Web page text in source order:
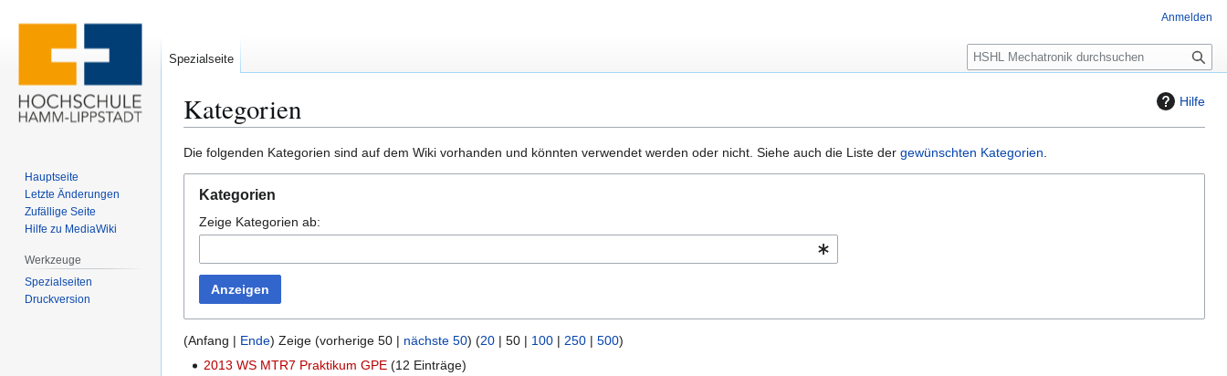
Hilfe
Kategorien
Zur
Navigation
springen
Zur
Suche
springen
Die folgenden Kategorien sind auf dem Wiki vorhanden und könnten verwendet werden oder nicht. Siehe auch die Liste der gewünschten Kategorien.
Kategorien
Zeige Kategorien ab:
Anzeigen
(Anfang | Ende) Zeige (vorherige 50 | nächste 50) (20 | 50 | 100 | 250 | 500)
2013 WS MTR7 Praktikum GPE (12 Einträge)
Anmelden
Spezialseite
S
u
e
Hauptseite
Letzte Änderungen
Zufällige Seite
Hilfe zu MediaWiki
Werkzeuge
Spezialseiten
Druckversion